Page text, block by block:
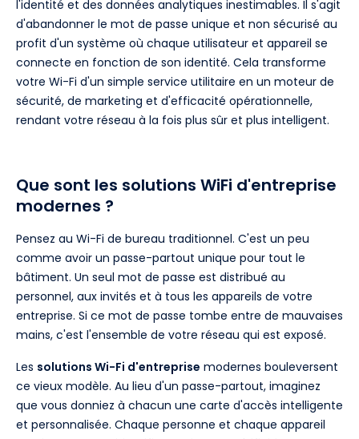
l'identité et des données analytiques inestimables. Il s'agit
d'abandonner le mot de passe unique et non sécurisé au
profit d'un système où chaque utilisateur et appareil se
connecte en fonction de son identité. Cela transforme
votre Wi-Fi d'un simple service utilitaire en un moteur de
sécurité, de marketing et d'efficacité opérationnelle,
rendant votre réseau à la fois plus sûr et plus intelligent.
Que sont les solutions WiFi d'entreprise
modernes ?
Pensez au Wi-Fi de bureau traditionnel. C'est un peu
comme avoir un passe-partout unique pour tout le
bâtiment. Un seul mot de passe est distribué au
personnel, aux invités et à tous les appareils de votre
entreprise. Si ce mot de passe tombe entre de mauvaises
mains, c'est l'ensemble de votre réseau qui est exposé.
Les solutions Wi-Fi d'entreprise modernes bouleversent
ce vieux modèle. Au lieu d'un passe-partout, imaginez
que vous donniez à chacun une carte d'accès intelligente
et personnalisée. Chaque personne et chaque appareil